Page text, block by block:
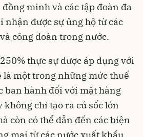
đồng minh và các tập đoàn đa
nhận được sự ủng hộ từ các
công đoàn trong nước.
thực sự được áp dụng với
là một trong những mức thuế
ban hành đối với mặt hàng
chỉ tạo ra cú sốc lớn
còn có thể dẫn đến các biện